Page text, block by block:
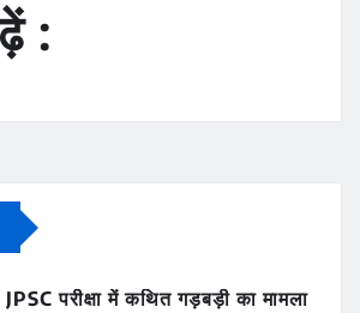
:
JPSC परीक्षा में कथित गड़बड़ी का मामला